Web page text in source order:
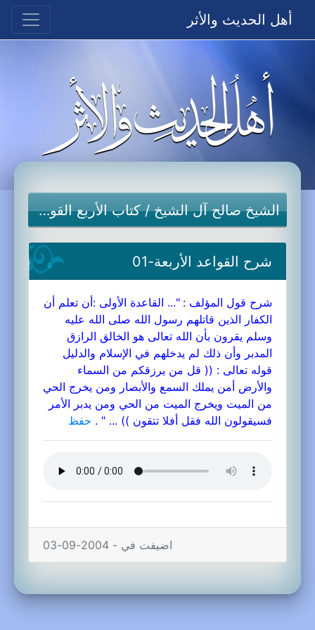
أهل الحديث والأثر
الشيخ صالح آل الشيخ/كتاب الأربع القواعد
شرح القواعد الأربعة-01
شرح قول المؤلف : "... القاعدة الأولى :أن تعلم أن
الكفار الذين قاتلهم رسول الله صلى الله عليه
وسلم يقرون بأن الله تعالى هو الخالق الرازق
المدبر وأن ذلك لم يدخلهم في الإسلام والدليل
قوله تعالى : (( قل من يرزقكم من السماء
والأرض أمن يملك السمع والأبصار ومن يخرج الحي
من الميت ويخرج الميت من الحي ومن يدبر الأمر
فسيقولون الله فقل أفلا تتقون )) ... " . حفظ
اضيفت في - 2004-09-03